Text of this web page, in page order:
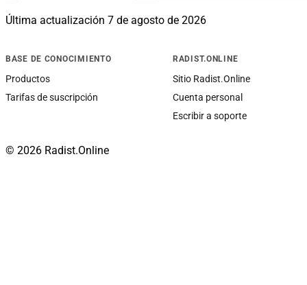
Última actualización 7 de agosto de 2026
BASE DE CONOCIMIENTO
Productos
Tarifas de suscripción
RADIST.ONLINE
Sitio Radist.Online
Cuenta personal
Escribir a soporte
© 2026 Radist.Online